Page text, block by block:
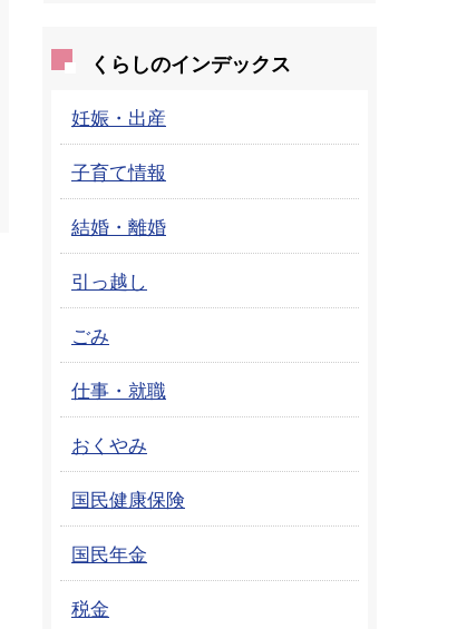
くらしのインデックス
妊娠・出産
子育て情報
結婚・離婚
引っ越し
ごみ
仕事・就職
おくやみ
国民健康保険
国民年金
税金